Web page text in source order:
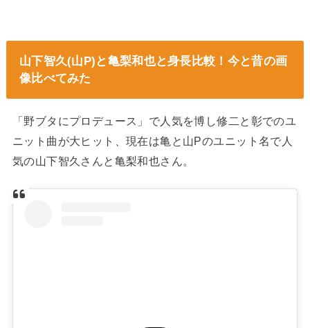
山下智久(山P)と亀梨和也と身長比較！今と昔の画
像比べてみた
「野ブタにプロデュース」で人気を博し修二と彰でのユ
ニット曲が大ヒット、現在は亀と山Pのユニット名で人
気の山下智久さんと亀梨和也さん。